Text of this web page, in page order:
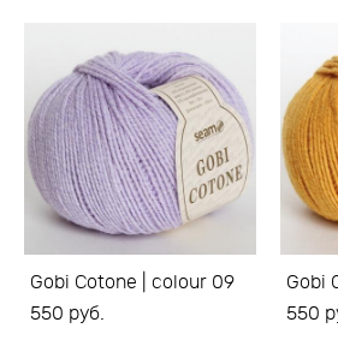
Gobi Cotone | colour 09
550 pуб.
Gobi
550